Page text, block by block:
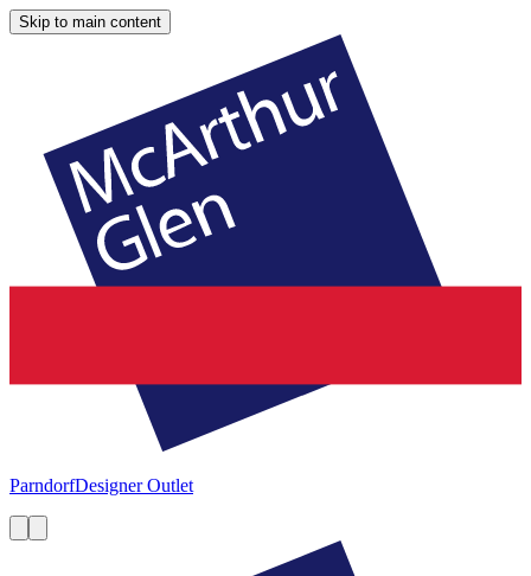
Skip to main content
ParndorfDesigner Outlet